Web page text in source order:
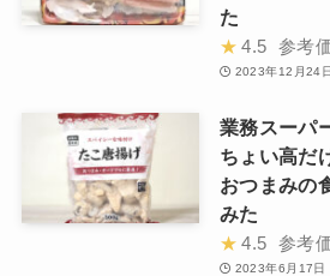
た
★ 4.5 参考
2023年12月24日
業務スーパ
ちょい高だ
おつまみの
みた
★ 4.5 参考
2023年6月17日